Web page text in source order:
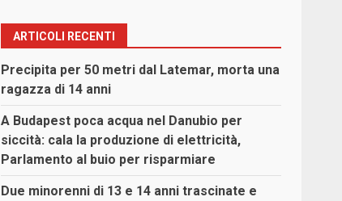
ARTICOLI RECENTI
Precipita per 50 metri dal Latemar, morta una
ragazza di 14 anni
A Budapest poca acqua nel Danubio per
siccità: cala la produzione di elettricità,
Parlamento al buio per risparmiare
Due minorenni di 13 e 14 anni trascinate e